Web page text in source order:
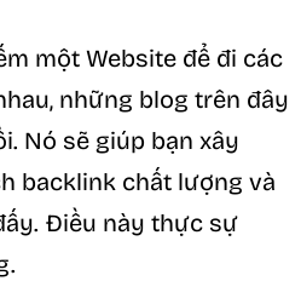
một Website để đi các
những blog trên đây
Nó sẽ giúp bạn xây
backlink chất lượng và
Điều này thực sự